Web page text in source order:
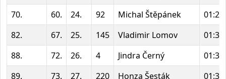
70.
60. 24. 92 Michal Štěpánek
82.
67. 25. 145 Vladimir Lomov
88.
72. 26. 4 Jindra Černý
89.
73. 27. 220 Honza Šesták